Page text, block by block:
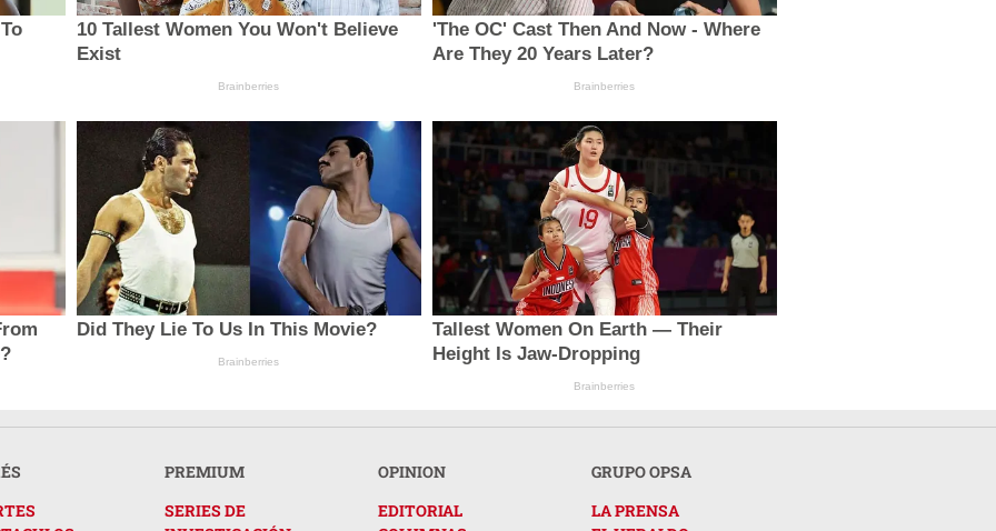
10 Tallest Women You Won't Believe
Exist
Brainberries
'The OC' Cast Then And Now - Where
Are They 20 Years Later?
Brainberries
Did They Lie To Us In This Movie?
Brainberries
Tallest Women On Earth — Their
Height Is Jaw-Dropping
Brainberries
PREMIUM
SERIES DE
OPINION
EDITORIAL
GRUPO OPSA
LA PRENSA